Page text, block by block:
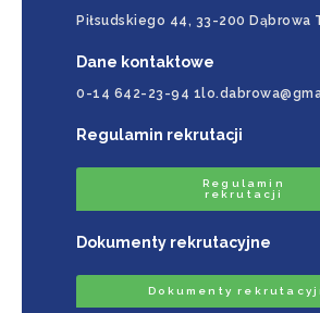
Piłsudskiego 44, 33-200 Dąbrowa
Dane kontaktowe
0-14 642-23-94
Regulamin rekrutacji
Regulamin
rekrutacji
Dokumenty rekrutacyjne
Dokumenty